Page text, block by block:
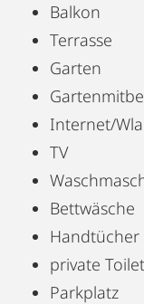
Balkon
Terrasse
Garten
Internet/
TV
Bettwäsche
Handtücher
private
Parkplatz